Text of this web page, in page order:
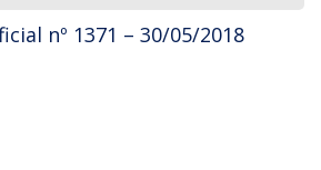
nº 1371 – 30/05/2018